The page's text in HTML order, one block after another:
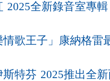
2025全新錄音室專
情歌王子」康納格雷
特芬 2025推出全新